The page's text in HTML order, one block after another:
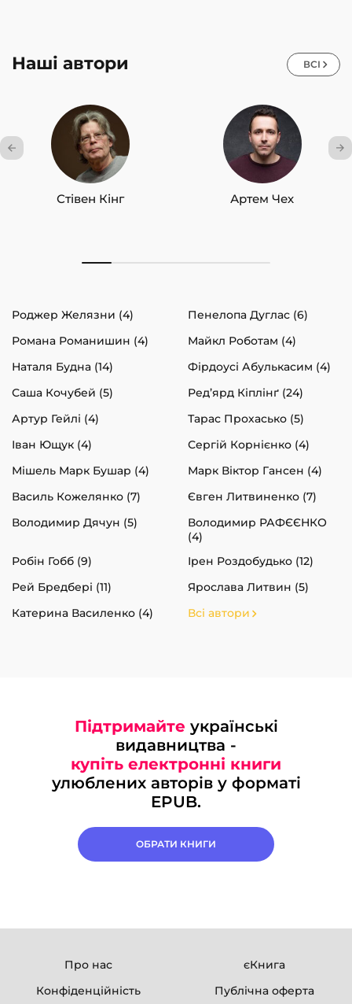
Наші автори ВСІ
Стівен Кінг Артем Чех
Роджер Желязни (4)
Пенелопа Дуглас (6)
Романа Романишин (4)
Майкл Роботам (4)
Наталя Будна (14)
Фірдоусі Абулькасим (4)
Саша Кочубей (5)
Ред’ярд Кіплінґ (24)
Артур Гейлі (4)
Тарас Прохасько (5)
Іван Ющук (4)
Сергій Корнієнко (4)
Мішель Марк Бушар (4)
Марк Віктор Гансен (4)
Василь Кожелянко (7)
Євген Литвиненко (7)
Володимир Дячун (5)
Володимир РАФЄЄНКО
(4)
Робін Гобб (9)
Ірен Роздобудько (12)
Рей Бредбері (11)
Ярослава Литвин (5)
Катерина Василенко (4)
Всі автори
Підтримайте українські
видавництва -
купіть електронні книги
улюблених авторів у форматі
EPUB.
ОБРАТИ КНИГИ
Про нас
єКнига
Конфіденційність
Публічна оферта